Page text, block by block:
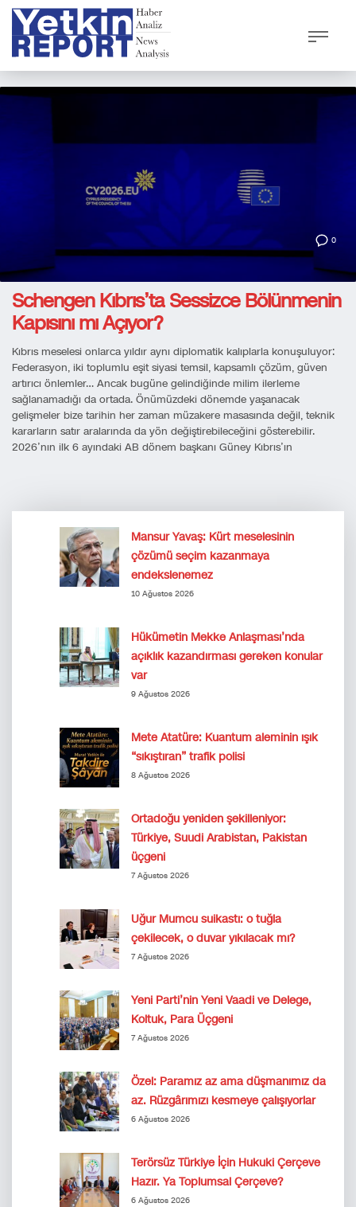
0
Schengen Kıbrıs’ta Sessizce Bölünmenin
Kapısını mı Açıyor?
Kıbrıs meselesi onlarca yıldır aynı diplomatik kalıplarla konuşuluyor:
Federasyon, iki toplumlu eşit siyasi temsil, kapsamlı çözüm, güven
artırıcı önlemler… Ancak bugüne gelindiğinde milim ilerleme
sağlanamadığı da ortada. Önümüzdeki dönemde yaşanacak
gelişmeler bize tarihin her zaman müzakere masasında değil, teknik
kararların satır aralarında da yön değiştirebileceğini gösterebilir.
2026’nın ilk 6 ayındaki AB dönem başkanı Güney Kıbrıs’ın
Mansur Yavaş: Kürt meselesinin
çözümü seçim kazanmaya
endekslenemez
10 Ağustos 2026
Hükümetin Mekke Anlaşması’nda
açıklık kazandırması gereken konular
var
9 Ağustos 2026
Mete Atatüre: Kuantum aleminin ışık
“sıkıştıran” trafik polisi
8 Ağustos 2026
Ortadoğu yeniden şekilleniyor:
Türkiye, Suudi Arabistan, Pakistan
üçgeni
7 Ağustos 2026
Uğur Mumcu suikastı: o tuğla
çekilecek, o duvar yıkılacak mı?
7 Ağustos 2026
Yeni Parti’nin Yeni Vaadi ve Delege,
Koltuk, Para Üçgeni
7 Ağustos 2026
Özel: Paramız az ama düşmanımız da
az. Rüzgârımızı kesmeye çalışıyorlar
6 Ağustos 2026
Terörsüz Türkiye İçin Hukuki Çerçeve
Hazır. Ya Toplumsal Çerçeve?
6 Ağustos 2026